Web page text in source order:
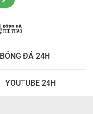
BÓNG ĐÁ 24H
YOUTUBE 24H